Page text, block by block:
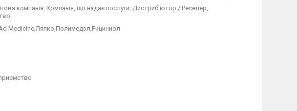
компанія, Компанія, що надає послуги, Дистриб'ютор / Реселер,
Medicine,Ляпко,Полимедэл,Рициниол